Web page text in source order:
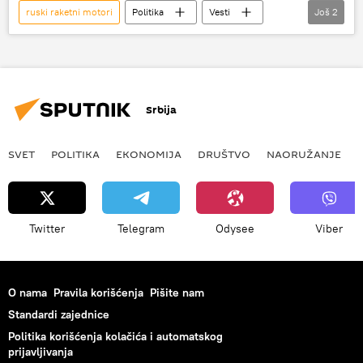
ruski raketni motori Politika
Vesti
Džon Mekejn
Senat
Još 2
Srbija
SVET POLITIKA EKONOMIJA DRUŠTVO NAORUŽANJE
Twitter Telegram Odysee Viber
O nama Pravila korišćenja Pišite nam
Standardi zajednice
Politika korišćenja kolačića i automatskog
prijavljivanja